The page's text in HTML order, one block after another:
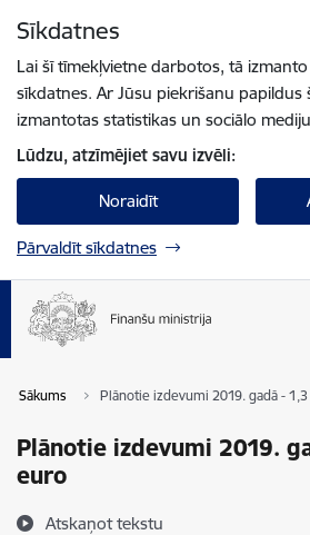
Sīkdatnes
Lai šī tīmekļvietne darbotos, tā
sīkdatnes. Ar Jūsu piekrišanu papildus
izmantotas statistikas un sociālo
Lūdzu, atzīmējiet savu izvēli:
Noraidīt
Pārvaldīt sīkdatnes
Sākums Plānotie izdevumi 2019. gadā -
Plānotie izdevumi 2019.
euro
Atskaņot tekstu